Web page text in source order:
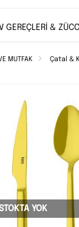
GEREÇLERİ &
MUTFAK Çatal &
YOK